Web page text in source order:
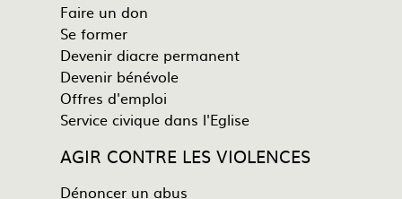
Faire un don
Se former
Devenir diacre permanent
Devenir bénévole
Offres d'emploi
Service civique dans l'Eglise
AGIR CONTRE LES VIOLENCES
Dénoncer un abus